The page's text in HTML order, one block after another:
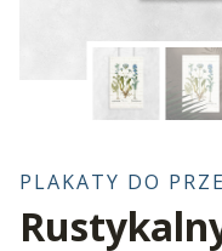
PLAKATY DO